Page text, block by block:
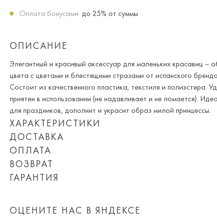
Оплата бонусами: до 25% от суммы
ОПИСАНИЕ
Элегантный и красивый аксессуар для маленьких красавиц –
цвета с цветами и блестящими стразами от испанского
Состоит из качественного пластика, текстиля и полиэстера.
приятен в использовании (не надавливает и не ломается).
для праздников, дополнит и украсит образ милой принцессы.
ХАРАКТЕРИСТИКИ
Состав: пластик, текстиль, полиэстер 100%
Сезон:Весна, Лето, Зима, Осень, Круглогодичный
Цвет строкой:
Пол: Для девочки
Страна бренда: Испания
ДОСТАВКА
Опция частичная доставка и примерка доступна для Москвы
Приблизительная стоимость доставки составляет 800 ₽.
доставки, а так же выбранных Вами дополнительных опций
ОПЛАТА
При оплате онлайн вы получаете 10% скидку. Любые купоны и
суммируются!
ВОЗВРАТ
Мы вернем или обменяем любой приобретенный вами товар в
Просто пройдите поссылкеи заполните бланк возврата.
ГАРАНТИЯ
ОЦЕНИТЕ НАС В ЯНДЕКСЕ